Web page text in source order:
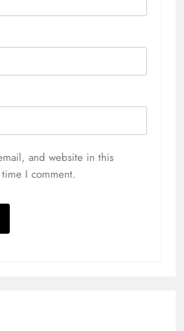
and website in this
I comment.